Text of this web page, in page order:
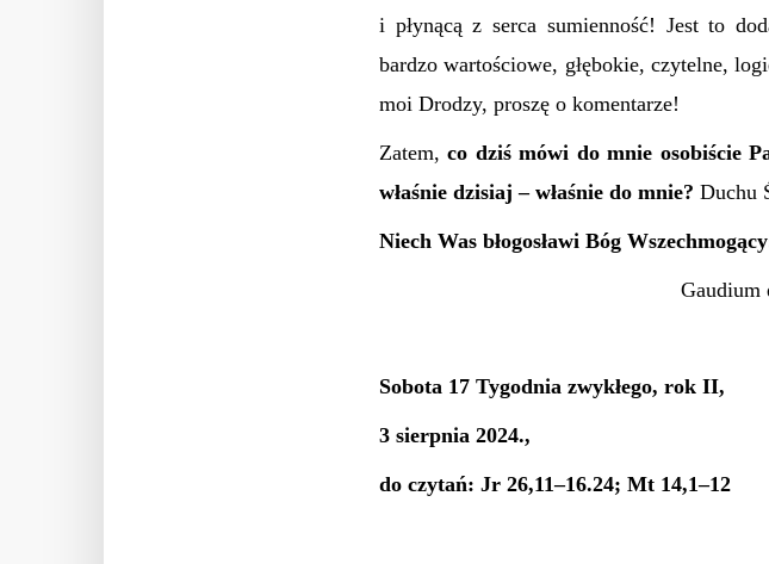
i płynącą z serca sumienność! Jest to
bardzo wartościowe, głębokie, czytelne,
moi Drodzy, proszę o komentarze!
Zatem,co dziś mówi do mnie osobiście
właśnie dzisiaj – właśnie do mnie? Duchu
Niech Was błogosławi Bóg
Gaudium
Sobota 17 Tygodnia zwykłego, rok II,
3 sierpnia 2024.,
do czytań: Jr 26,11–16.24; Mt 14,1–12